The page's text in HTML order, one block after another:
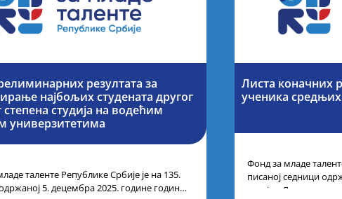
резултата за
најбољих студената другог
степена студија на водећим
универзитетима
таленте Републике Србије је на 135.
5. децембра 2025. године године
Листа коначних
ученика
Фонд за младе
писаној седници
усвојио Листу